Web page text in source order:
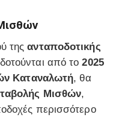
τηςανταποδοτικής
από το2025
Καταναλωτή, θα
Μισθών,
περισσότερο